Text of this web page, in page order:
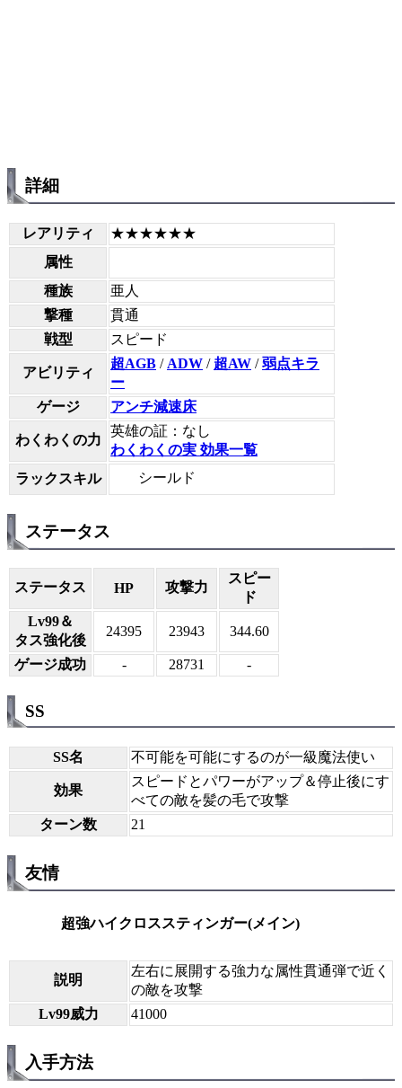
詳細
レアリティ
★★★★★★
属性
種族
亜人
撃種
貫通
戦型
スピード
アビリティ
超AGB / ADW / 超AW /弱点キラ
ー
ゲージ
アンチ減速床
わくわくの力
英雄の証：なし
わくわくの実 効果一覧
ラックスキル
シールド
ステータス
ステータス HP 攻撃力
スピー
ド
Lv99＆
タス強化後
24395 23943 344.60
ゲージ成功 - 28731 -
SS
SS名 不可能を可能にするのが一級魔法使い
効果
スピードとパワーがアップ＆停止後にす
べての敵を髪の毛で攻撃
ターン数
21
友情
超強ハイクロススティンガー(メイン)
説明
左右に展開する強力な属性貫通弾で近く
の敵を攻撃
Lv99威力
41000
入手方法